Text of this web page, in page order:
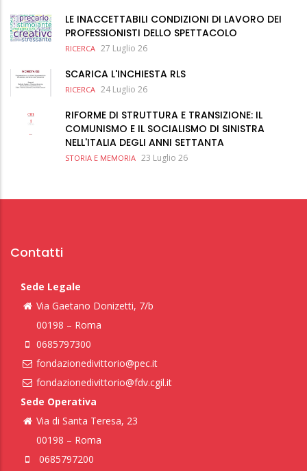
LE INACCETTABILI CONDIZIONI DI LAVORO DEI
PROFESSIONISTI DELLO SPETTACOLO
RICERCA 27 Luglio 26
SCARICA L'INCHIESTA RLS
RICERCA 24 Luglio 26
RIFORME DI STRUTTURA E TRANSIZIONE: IL
COMUNISMO E IL SOCIALISMO DI SINISTRA
NELL'ITALIA DEGLI ANNI SETTANTA
STORIA E MEMORIA 23 Luglio 26
Contatti
Sede Legale
Via Gaetano Donizetti, 7/b
00198 – Roma
0685797300
fondazionedivittorio@pec.it
fondazionedivittorio@fdv.cgil.it
Sede Operativa
Via di Santa Teresa, 23
00198 – Roma
0685797200